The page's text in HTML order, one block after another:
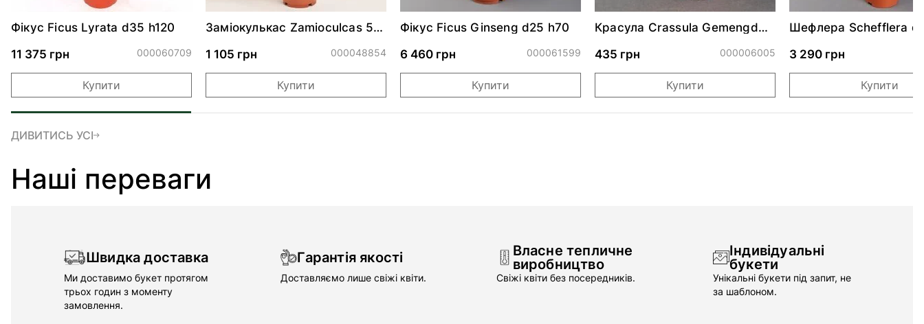
Фікус Ficus Lyrata d35 h120
11 375 грн
000060709
Купити
Заміокулькас Zamioculcas 50
1 105 грн
000048854
Купити
Фікус Ficus Ginseng d25 h70
6 460 грн
000061599
Купити
Красула Crassula Gemengd
435 грн
000006005
Купити
Шефлера Schefflera
3 290 грн
Купити
ДИВИТИСЬ УСІ
Наші переваги
Швидка доставка
Ми доставимо букет протягом
трьох годин з моменту
замовлення.
Гарантія якості
Доставляємо лише свіжі квіти.
Власне тепличне
виробництво
Свіжі квіти без посередників.
Індивідуальні
букети
Унікальні букети під запит, не
за шаблоном.